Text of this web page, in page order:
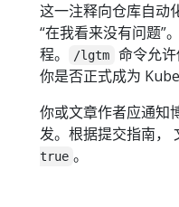
这一注释向仓库自动
“在我看来没有问题”
程。
/lgtm
命令允
你是否正式成为
你或文章作者应通知
发。根据提交指南，
true 。